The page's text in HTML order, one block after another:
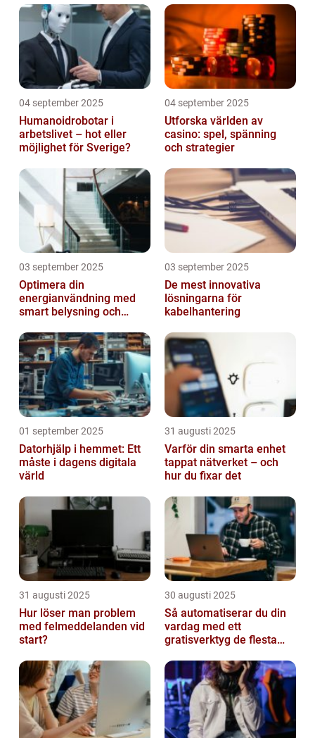
04 september 2025
Humanoidrobotar i
arbetslivet – hot eller
möjlighet för Sverige?
04 september 2025
Utforska världen av
casino: spel, spänning
och strategier
03 september 2025
Optimera din
energianvändning med
smart belysning och
03 september 2025
De mest innovativa
lösningarna för
kabelhantering
01 september 2025
Datorhjälp i hemmet: Ett
måste i dagens digitala
värld
31 augusti 2025
Varför din smarta enhet
tappat nätverket – och
hur du fixar det
31 augusti 2025
Hur löser man problem
med felmeddelanden vid
start?
30 augusti 2025
Så automatiserar du din
vardag med ett
gratisverktyg de flesta